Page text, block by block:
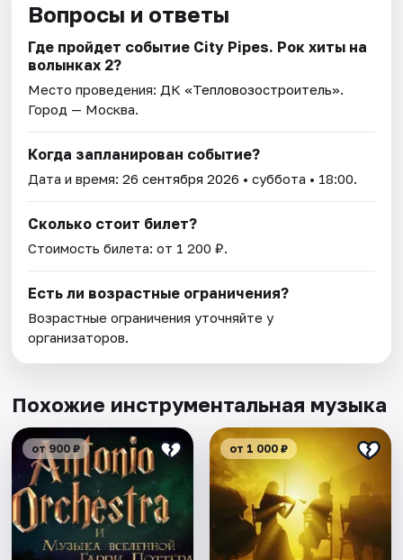
Вопросы и ответы
Где пройдет событие City Pipes. Рок хиты на
волынках 2?
Место проведения: ДК «Тепловозостроитель».
Город — Москва.
Когда запланирован событие?
Дата и время:26 сентября 2026 • суббота • 18:00.
Сколько стоит билет?
Стоимость билета: от 1 200 ₽.
Есть ли возрастные ограничения?
Возрастные ограничения уточняйте у
организаторов.
Похожие инструментальная музыка
от 900 ₽ от 1 000 ₽